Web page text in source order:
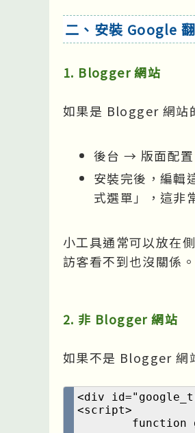
二、安裝 Google
1. Blogger 網站
如果是 Blogger 網站
後台 → 版面配
安裝完後，編輯
式選單」，這非
小工具通常可以放在
訪客看不到也沒關係。
2. 非 Blogger 網站
如果不是 Blogger 網
<div
<script>